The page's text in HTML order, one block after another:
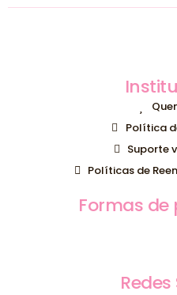
Política
Suporte
Políticas de
Formas